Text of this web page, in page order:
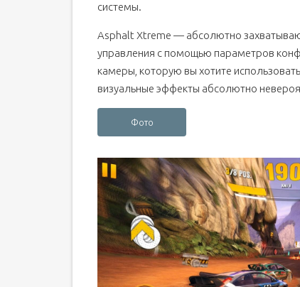
системы.
Asphalt Xtreme — абсолютно
управления с помощью параметров
камеры, которую вы хотите
визуальные эффекты абсолютно
Фото